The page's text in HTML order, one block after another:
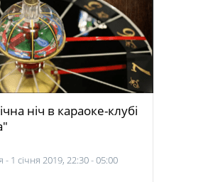
ніч в караоке-клубі
- 1 січня 2019, 22:30 - 05:00